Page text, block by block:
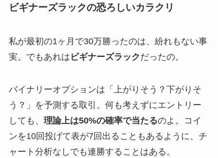
ビギナーズラックの恐ろしいカラクリ
私が最初の1ヶ月で30万勝ったのは、紛れもない事
実。でもあれは ビギナーズラックだったの。
バイナリーオプションは「上がりそう？下がりそ
う？」を予測する取引。何も考えずにエントリー
しても、 理論上は50%の確率で当たるのよ。コイ
ンを10回投げて表が7回出ることもあるように、チ
ャート分析なしでも連勝することはある。